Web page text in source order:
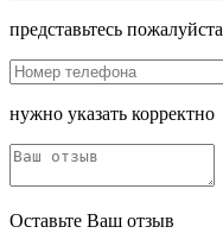
представьтесь пожалуйста
нужно указать корректно
Оставьте Ваш отзыв